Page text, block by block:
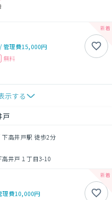
/管理費15,000円
無料
示する
戸
高井戸駅 徒歩2分
井戸１丁目3-10
理費10,000円